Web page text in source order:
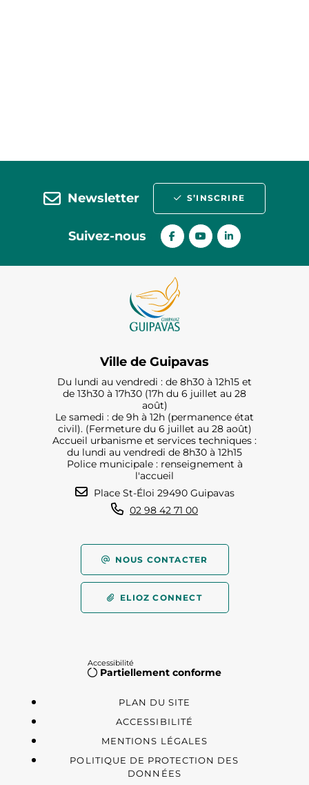
Newsletter S’INSCRIRE
Suivez-nous
Ville de Guipavas
Du lundi au vendredi : de 8h30 à 12h15 et
de 13h30 à 17h30 (17h du 6 juillet au 28
août)
Le samedi : de 9h à 12h (permanence état
civil). (Fermeture du 6 juillet au 28 août)
Accueil urbanisme et services techniques :
du lundi au vendredi de 8h30 à 12h15
Police municipale : renseignement à
l'accueil
Place St-Éloi 29490 Guipavas
02 98 42 71 00
NOUS CONTACTER
ELIOZ CONNECT
Accessibilité
Partiellement conforme
PLAN DU SITE
ACCESSIBILITÉ
MENTIONS LÉGALES
POLITIQUE DE PROTECTION DES
DONNÉES